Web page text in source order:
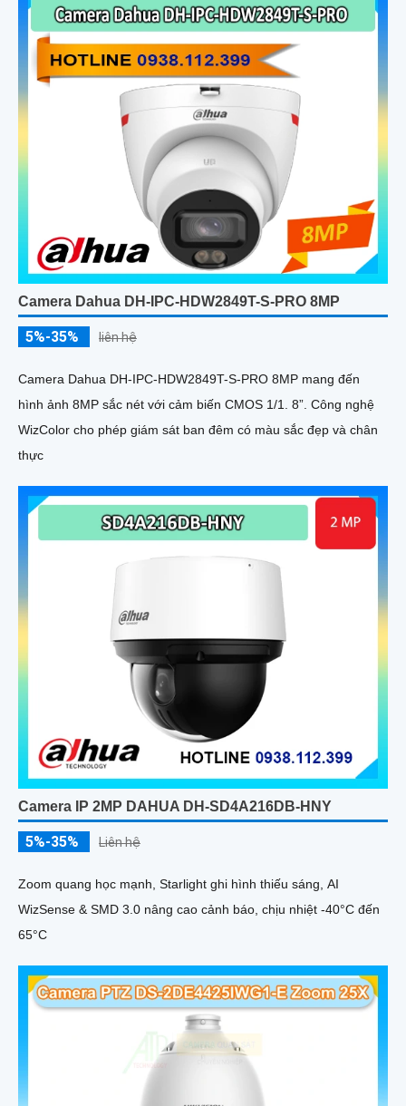
Camera Dahua DH-IPC-HDW2849T-S-PRO 8MP
5%-35% liên hệ
Camera Dahua DH-IPC-HDW2849T-S-PRO 8MP mang đến
hình ảnh 8MP sắc nét với cảm biến CMOS 1/1. 8”. Công nghệ
WizColor cho phép giám sát ban đêm có màu sắc đẹp và chân
thực
Camera IP 2MP DAHUA DH-SD4A216DB-HNY
5%-35% Liên hệ
Zoom quang học mạnh, Starlight ghi hình thiếu sáng, AI
WizSense & SMD 3.0 nâng cao cảnh báo, chịu nhiệt -40°C đến
65°C